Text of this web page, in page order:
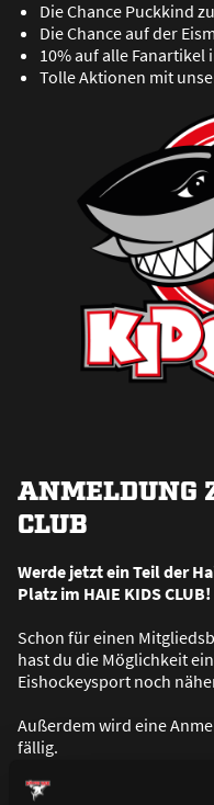
Die Chance Puckkind
Die Chance auf der
10% auf alle Fanartikel
Tolle Aktionen mit
ANMELDUNG
CLUB
Werde jetzt ein Teil der
Platz im HAIE KIDS CLUB!
Schon für einen
hast du die Möglichkeit
Eishockeysport noch
Außerdem wird eine
fällig.
Bei einer Anmeldung